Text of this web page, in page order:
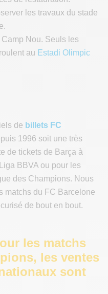
les travaux du stade
Nou. Seuls les
au Estadi Olimpic
de billets FC
1996 soit une très
de tickets de Barça à
BBVA ou pour les
des Champions. Nous
matchs du FC Barcelone
de bout en bout.
les matchs
les ventes
sont